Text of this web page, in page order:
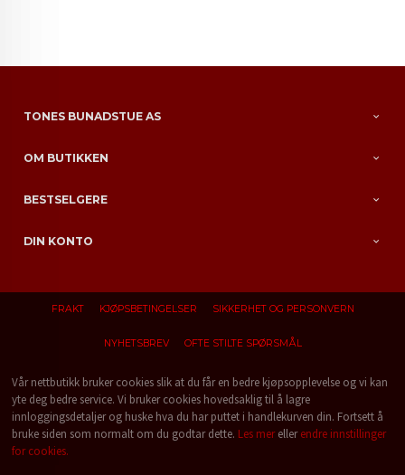
TONES BUNADSTUE AS
OM BUTIKKEN
BESTSELGERE
DIN KONTO
FRAKT KJØPSBETINGELSER SIKKERHET OG PERSONVERN
NYHETSBREV OFTE STILTE SPØRSMÅL
Vår nettbutikk bruker cookies slik at du får en bedre kjøpsopplevelse og vi kan
yte deg bedre service. Vi bruker cookies hovedsaklig til å lagre
innloggingsdetaljer og huske hva du har puttet i handlekurven din. Fortsett å
bruke siden som normalt om du godtar dette. Les merellerendre innstillinger
for cookies.